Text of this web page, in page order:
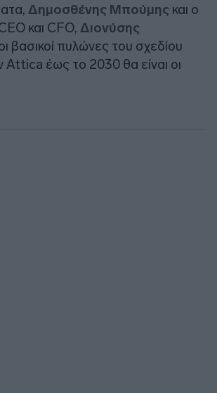
Δημοσθένης Μπούμης και ο
και CFO, Διονύσης
βασικοί πυλώνες του σχεδίου
έως το 2030 θα είναι οι